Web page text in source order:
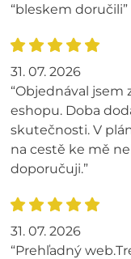
“bleskem doručili”
31. 07. 2026
“Objednával jsem
eshopu. Doba
skutečnosti. V
na cestě ke mě
doporučuji.”
31. 07. 2026
“Prehľadný